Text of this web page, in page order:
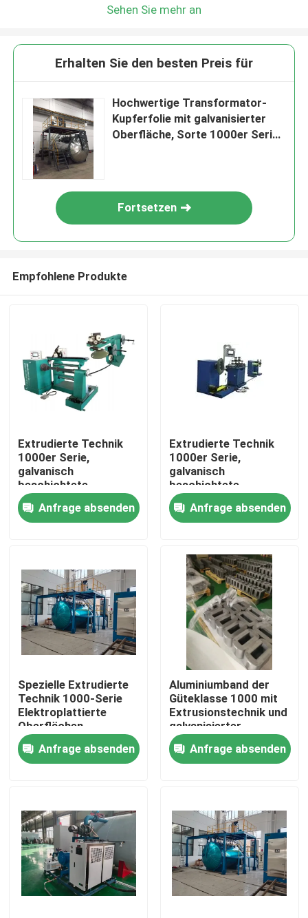
Startseite
Über uns
Fabrik Tour
Qualitätskontrolle
Kontakt
Transformatorwickelmaschine
Transformatoröl-Verarbeitungsausrüstung
Sehen Sie mehr an
Erhalten Sie den besten Preis für
Hochwertige Transformator-
Kupferfolie mit galvanisierter
Oberfläche, Sorte 1000er Serie
Fortsetzen
Empfohlene Produkte
Extrudierte Technik
1000er Serie,
galvanisch
beschichtete
Oberfläche,
Transformator-
Kupferfolie für hohe
Anfrage absenden
Extrudierte Technik
1000er Serie,
galvanisch
beschichtete
Oberfläche,
Transformator-
Kupferfolie für hohe
Anfrage absenden
Spezielle Extrudierte
Technik 1000-Serie
Elektroplattierte
Oberflächen-
Aluminium-Spule für
Transformator-
Kupferfolie
Anfrage absenden
Aluminiumband der
Güteklasse 1000 mit
Extrusionstechnik und
galvanisierter
Oberfläche für
Transformatoren
Anfrage absenden